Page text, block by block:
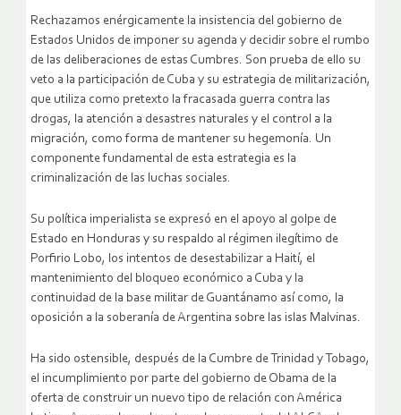
Rechazamos enérgicamente la insistencia del gobierno de
Estados Unidos de imponer su agenda y decidir sobre el rumbo
de las deliberaciones de estas Cumbres. Son prueba de ello su
veto a la participación de Cuba y su estrategia de militarización,
que utiliza como pretexto la fracasada guerra contra las
drogas, la atención a desastres naturales y el control a la
migración, como forma de mantener su hegemonía. Un
componente fundamental de esta estrategia es la
criminalización de las luchas sociales.
Su política imperialista se expresó en el apoyo al golpe de
Estado en Honduras y su respaldo al régimen ilegítimo de
Porfirio Lobo, los intentos de desestabilizar a Haití, el
mantenimiento del bloqueo económico a Cuba y la
continuidad de la base militar de Guantánamo así como, la
oposición a la soberanía de Argentina sobre las islas Malvinas.
Ha sido ostensible, después de la Cumbre de Trinidad y Tobago,
el incumplimiento por parte del gobierno de Obama de la
oferta de construir un nuevo tipo de relación con América